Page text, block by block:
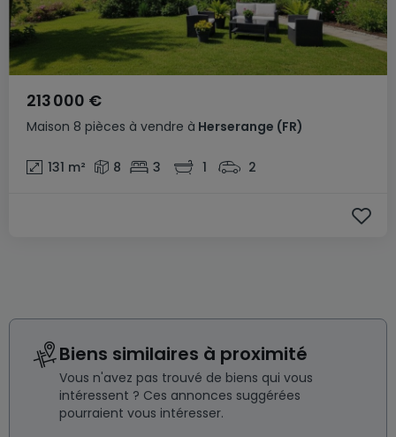
Maison 8 pièces à vendre à Herserange (FR)
213 000 €
131 m² 8 3 1 2
Biens similaires à proximité
Vous n'avez pas trouvé de biens qui vous
intéressent ? Ces annonces suggérées
pourraient vous intéresser.